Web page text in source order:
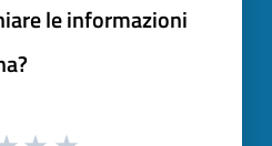
le informazioni